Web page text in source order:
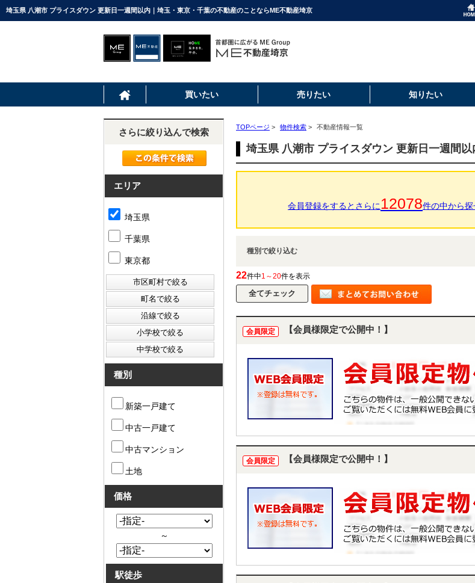
埼玉県 八潮市 プライスダウン 更新日一週間以内｜埼玉・東京・千葉の不動産のことならME不動産埼京
買いたい 売りたい 知りたい
TOPページ > 物件検索 > 不動産情報一覧
埼玉県 八潮市 プライスダウン 更新日一週間
会員登録をするとさらに 12078件の中から探
種別で絞り込む
22件中1～20件を表示
会員限定 【会員様限定で公開中！】
会員限定 【会員様限定で公開中！】
さらに絞り込んで検索
エリア
埼玉県
千葉県
東京都
種別
新築一戸建て
中古一戸建て
中古マンション
土地
価格
～
駅徒歩